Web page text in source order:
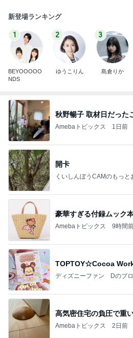
新登場ランキング
1
BEYOOOOO
NDS
2
ゆうこりん
3
島倉りか
秋野暢子 取材日だった
Amebaトピックス 1日前
開卡
くいしんぼうCAMのもっと
豪華すぎる付録ムック
Amebaトピックス 9時間
TOPTOY☆Cocoa
ディズニーファン Dのブ
高気密住宅の負圧で重
Amebaトピックス 2日前